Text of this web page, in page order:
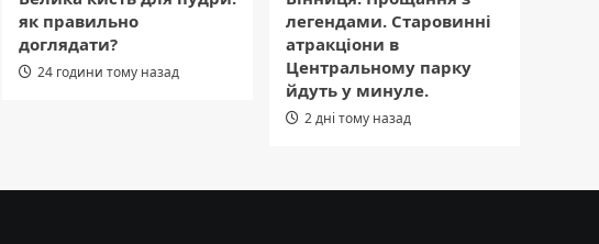
як правильно
доглядати?
24 години тому назад
легендами. Старовинні
атракціони в
Центральному парку
йдуть у минуле.
2 дні тому назад